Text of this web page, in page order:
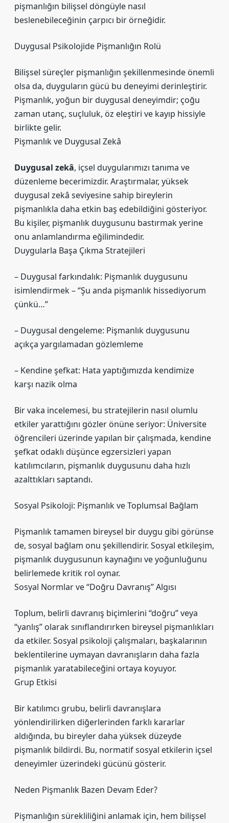
pişmanlığın bilişsel döngüyle nasıl
beslenebileceğinin çarpıcı bir örneğidir.
Duygusal Psikolojide Pişmanlığın Rolü
Bilişsel süreçler pişmanlığın şekillenmesinde önemli
olsa da, duyguların gücü bu deneyimi derinleştirir.
Pişmanlık, yoğun bir duygusal deneyimdir; çoğu
zaman utanç, suçluluk, öz eleştiri ve kayıp hissiyle
birlikte gelir.
Pişmanlık ve Duygusal Zekâ
Duygusal zekâ, içsel duygularımızı tanıma ve
düzenleme becerimizdir. Araştırmalar, yüksek
duygusal zekâ seviyesine sahip bireylerin
pişmanlıkla daha etkin baş edebildiğini gösteriyor.
Bu kişiler, pişmanlık duygusunu bastırmak yerine
onu anlamlandırma eğilimindedir.
Duygularla Başa Çıkma Stratejileri
– Duygusal farkındalık: Pişmanlık duygusunu
isimlendirmek – “Şu anda pişmanlık hissediyorum
çünkü…”
– Duygusal dengeleme: Pişmanlık duygusunu
açıkça yargılamadan gözlemleme
– Kendine şefkat: Hata yaptığımızda kendimize
karşı nazik olma
Bir vaka incelemesi, bu stratejilerin nasıl olumlu
etkiler yarattığını gözler önüne seriyor: Üniversite
öğrencileri üzerinde yapılan bir çalışmada, kendine
şefkat odaklı düşünce egzersizleri yapan
katılımcıların, pişmanlık duygusunu daha hızlı
azalttıkları saptandı.
Sosyal Psikoloji: Pişmanlık ve Toplumsal Bağlam
Pişmanlık tamamen bireysel bir duygu gibi görünse
de, sosyal bağlam onu şekillendirir. Sosyal etkileşim,
pişmanlık duygusunun kaynağını ve yoğunluğunu
belirlemede kritik rol oynar.
Sosyal Normlar ve “Doğru Davranış” Algısı
Toplum, belirli davranış biçimlerini “doğru” veya
“yanlış” olarak sınıflandırırken bireysel pişmanlıkları
da etkiler. Sosyal psikoloji çalışmaları, başkalarının
beklentilerine uymayan davranışların daha fazla
pişmanlık yaratabileceğini ortaya koyuyor.
Grup Etkisi
Bir katılımcı grubu, belirli davranışlara
yönlendirilirken diğerlerinden farklı kararlar
aldığında, bu bireyler daha yüksek düzeyde
pişmanlık bildirdi. Bu, normatif sosyal etkilerin içsel
deneyimler üzerindeki gücünü gösterir.
Neden Pişmanlık Bazen Devam Eder?
Pişmanlığın sürekliliğini anlamak için, hem bilişsel